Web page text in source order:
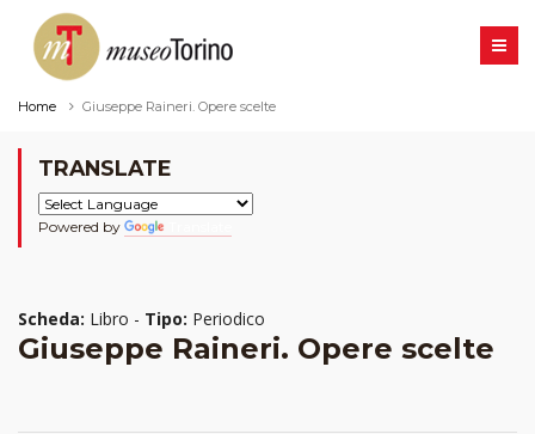
Home Giuseppe Raineri. Opere scelte
TRANSLATE
Powered by
Scheda: Libro - Tipo: Periodico
Giuseppe Raineri. Opere scelte